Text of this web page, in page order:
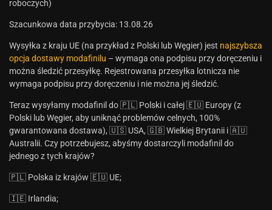
roboczych)
Szacunkowa data przybycia: 13.08.26
Wysyłka z kraju UE (na przykład z Polski lub Węgier) jest najszybsza
opcja dostawy modafinilu – wymaga ona podpisu przy doręczeniu i
można śledzić przesyłkę. Rejestrowana przesyłka lotnicza nie
wymaga podpisu przy doręczeniu i nie można jej śledzić.
Teraz wysyłamy modafinil do 🇵🇱 Polski i całej 🇪🇺 Europy (z
Polski lub Węgier, aby uniknąć problemów celnych, 100%
gwarantowana dostawa), 🇺🇸 USA, 🇬🇧 Wielkiej Brytanii i 🇦🇺
Australii. Czy potrzebujesz, abyśmy dostarczyli modafinil do
jednego z tych krajów?
🇵🇱 Polska iz krajów 🇪🇺 UE;
🇮🇪 Irlandia;